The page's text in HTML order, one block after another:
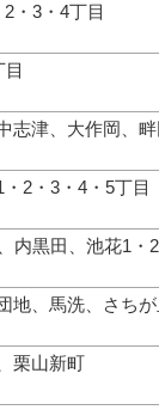
・3・4丁目
志津、大作岡、
2・3・4・5丁目
内黒田、池花1・2
地、馬洗、さち
栗山新町